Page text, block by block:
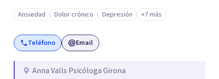
Ansiedad Dolor crónico Depresión +7 más
Teléfono Email
Anna Valls Psicóloga Girona